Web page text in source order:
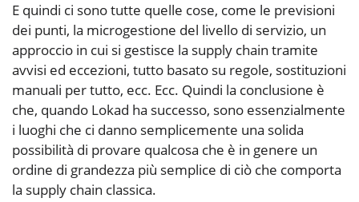
E quindi ci sono tutte quelle cose, come le previsioni
dei punti, la microgestione del livello di servizio, un
approccio in cui si gestisce la supply chain tramite
avvisi ed eccezioni, tutto basato su regole, sostituzioni
manuali per tutto, ecc. Ecc. Quindi la conclusione è
che, quando Lokad ha successo, sono essenzialmente
i luoghi che ci danno semplicemente una solida
possibilità di provare qualcosa che è in genere un
ordine di grandezza più semplice di ciò che comporta
la supply chain classica.